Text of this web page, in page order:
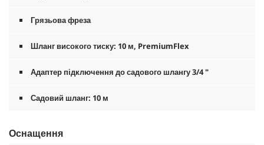
Грязьова фреза
Шланг високого тиску: 10 м, PremiumFlex
Адаптер підключення до садового шлангу 3/4 "
Садовий шланг: 10 м
Оснащення